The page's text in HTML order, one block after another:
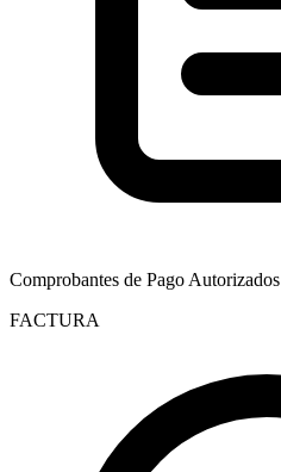
Comprobantes de Pago Autorizados
FACTURA